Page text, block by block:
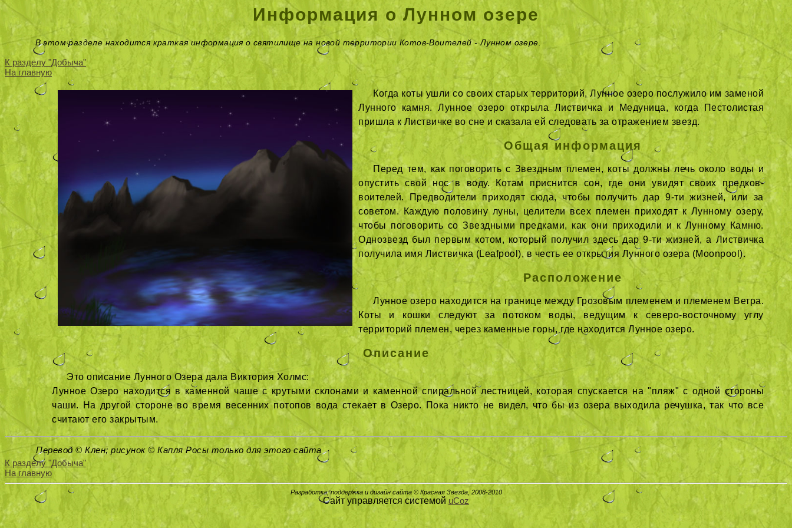
Информация о Лунном озере
В этом разделе находится краткая информация о святилище на новой территории Котов-Воителей - Лунном озере.
К разделу "Добыча"
На главную
Когда коты ушли со своих старых территорий, Лунное озеро послужило им заменой
Лунного камня. Лунное озеро открыла Листвичка и Медуница, когда Пестолистая
пришла к Листвичке во сне и сказала ей следовать за отражением звезд.
Общая информация
Перед тем, как поговорить с Звездным племен, коты должны лечь около воды и
опустить свой нос в воду. Котам приснится сон, где они увидят своих предков-
воителей. Предводители приходят сюда, чтобы получить дар 9-ти жизней, или за
советом. Каждую половину луны, целители всех племен приходят к Лунному озеру,
чтобы поговорить со Звездными предками, как они приходили и к Лунному Камню.
Однозвезд был первым котом, который получил здесь дар 9-ти жизней, а Листвичка
получила имя Листвичка (Leafpool), в честь ее открытия Лунного озера (Moonpool).
Расположение
Лунное озеро находится на границе между Грозовым племенем и племенем Ветра.
Коты и кошки следуют за потоком воды, ведущим к северо-восточному углу
территорий племен, через каменные горы, где находится Лунное озеро.
Описание
Это описание Лунного Озера дала Виктория Холмс:
Лунное Озеро находится в каменной чаше с крутыми склонами и каменной спиральной лестницей, которая спускается на "пляж" с одной стороны
чаши. На другой стороне во время весенних потопов вода стекает в Озеро. Пока никто не видел, что бы из озера выходила речушка, так что все
считают его закрытым.
Перевод © Клен; рисунок © Капля Росы только для этого сайта
К разделу "Добыча"
На главную
Разработка, поддержка и дизайн сайта © Красная Звезда, 2008-2010
Сайт управляется системой uCoz